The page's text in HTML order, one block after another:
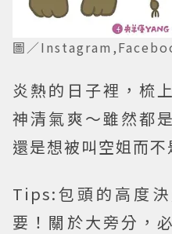
圖／
炎熱的日子裡，梳
神清氣爽～雖然都
還是想被叫空姐而不
Tips:包頭的高度
要！關於大旁分，